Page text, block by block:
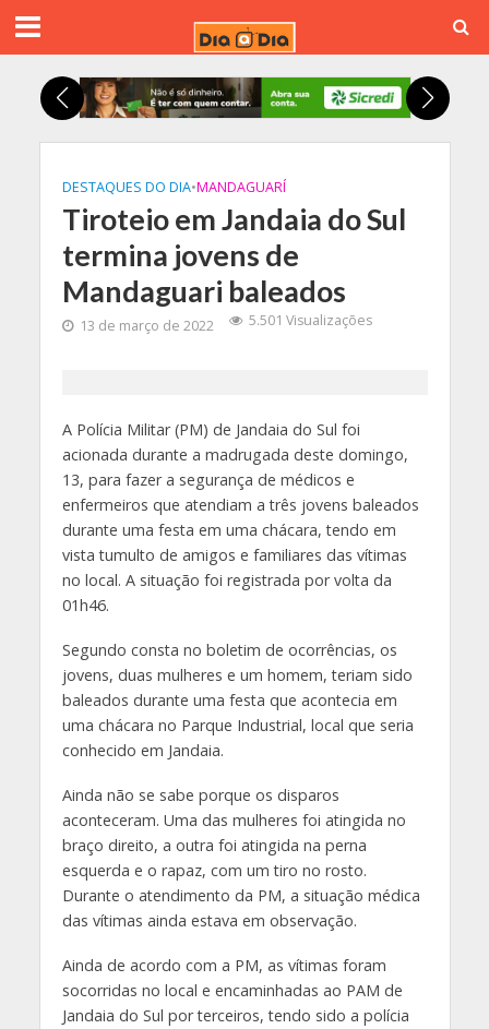
DESTAQUES DO DIA•MANDAGUARÍ
Tiroteio em Jandaia do Sul
termina jovens de
Mandaguari baleados
13 de março de 2022 5.501 Visualizações
A Polícia Militar (PM) de Jandaia do Sul foi
acionada durante a madrugada deste domingo,
13, para fazer a segurança de médicos e
enfermeiros que atendiam a três jovens baleados
durante uma festa em uma chácara, tendo em
vista tumulto de amigos e familiares das vítimas
no local. A situação foi registrada por volta da
01h46.
Segundo consta no boletim de ocorrências, os
jovens, duas mulheres e um homem, teriam sido
baleados durante uma festa que acontecia em
uma chácara no Parque Industrial, local que seria
conhecido em Jandaia.
Ainda não se sabe porque os disparos
aconteceram. Uma das mulheres foi atingida no
braço direito, a outra foi atingida na perna
esquerda e o rapaz, com um tiro no rosto.
Durante o atendimento da PM, a situação médica
das vítimas ainda estava em observação.
Ainda de acordo com a PM, as vítimas foram
socorridas no local e encaminhadas ao PAM de
Jandaia do Sul por terceiros, tendo sido a polícia